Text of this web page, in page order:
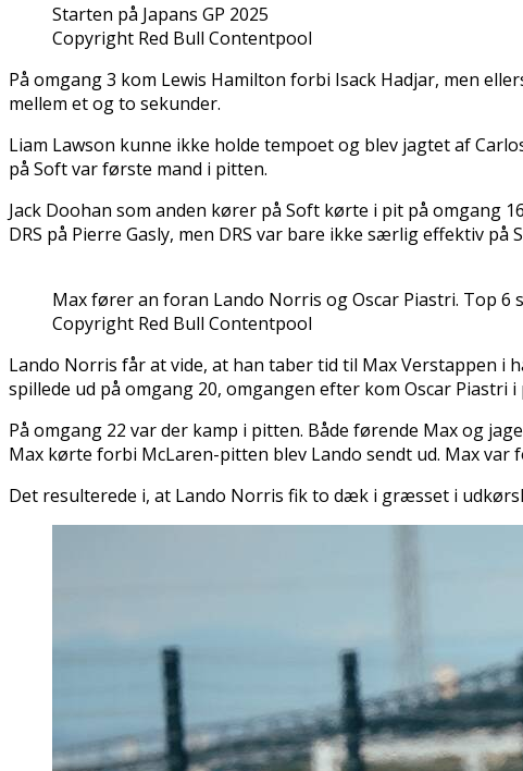
Starten på Japans GP 2025
Copyright Red Bull Contentpool
På omgang 3 kom Lewis Hamilton forbi Isack Hadjar, men
mellem et og to sekunder.
Liam Lawson kunne ikke holde tempoet og blev jagtet af
på Soft var første mand i pitten.
Jack Doohan som anden kører på Soft kørte i pit på omgang
DRS på Pierre Gasly, men DRS var bare ikke særlig effektiv på
Max fører an foran Lando Norris og Oscar Piastri. Top 6
Copyright Red Bull Contentpool
Lando Norris får at vide, at han taber tid til Max Verstappen i
spillede ud på omgang 20, omgangen efter kom Oscar Piastri i
På omgang 22 var der kamp i pitten. Både førende Max og
Max kørte forbi McLaren-pitten blev Lando sendt ud. Max
Det resulterede i, at Lando Norris fik to dæk i græsset i